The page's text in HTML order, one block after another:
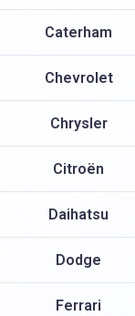
Caterham
Chevrolet
Chrysler
Citroën
Daihatsu
Dodge
Ferrari